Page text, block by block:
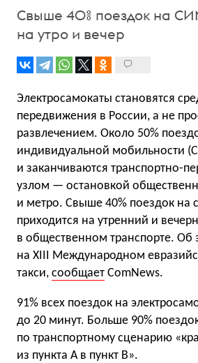
Свыше 40% поездок на
на утро и вечер
Электросамокаты становятся
передвижения в России, а не
развлечением. Около 50%
индивидуальной мобильности
и заканчиваются транспортно-
узлом — остановкой
и метро. Свыше 40% поездок на
приходится на утренний и
в общественном транспорте. Об
на XIII Международном
такси, сообщает ComNews.
91% всех поездок на
до 20 минут. Больше 90%
по транспортному сценарию
из пункта A в пункт B».